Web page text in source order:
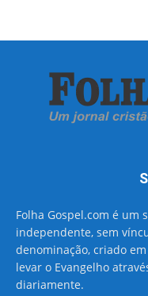
Folha Gospel.com é um
independente, sem
denominação, criado
levar o Evangelho
diariamente.